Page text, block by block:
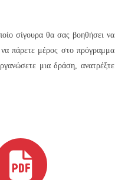
σίγουρα θα σας βοηθήσει να
πάρετε μέρος στο πρόγραμμα
μια δράση, ανατρέξτε